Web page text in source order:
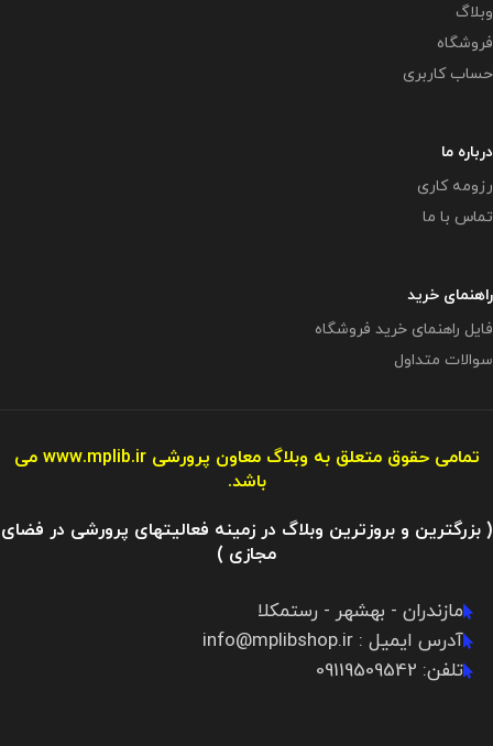
وبلاگ
فروشگاه
حساب کاربری
درباره ما
رزومه کاری
تماس با ما
راهنمای خرید
فایل راهنمای خرید فروشگاه
سوالات متداول
تمامی حقوق متعلق به وبلاگ معاون پرورشیwww.mplib.ir می
باشد.
( بزرگترین و بروزترین وبلاگ در زمینه فعالیتهای پرورشی در فضای
مجازی )
مازندران - بهشهر - رستمکلا
آدرس ایمیل : info@mplibshop.ir
تلفن: 09119509542​